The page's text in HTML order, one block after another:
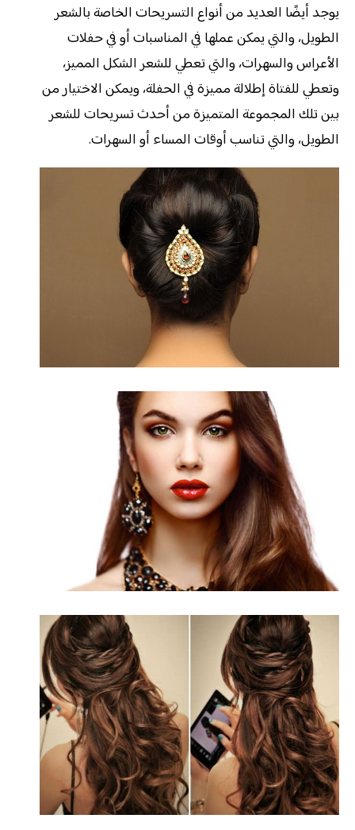
يوجد أيضًا العديد من أنواع التسريحات الخاصة بالشعر
الطويل، والتي يمكن عملها في المناسبات أو في حفلات
الأعراس والسهرات، والتي تعطي للشعر الشكل المميز،
وتعطي للفتاة إطلالة مميزة في الحفلة، ويمكن الاختيار من
بين تلك المجموعة المتميزة من أحدث تسريحات للشعر
الطويل، والتي تناسب أوقات المساء أو السهرات.